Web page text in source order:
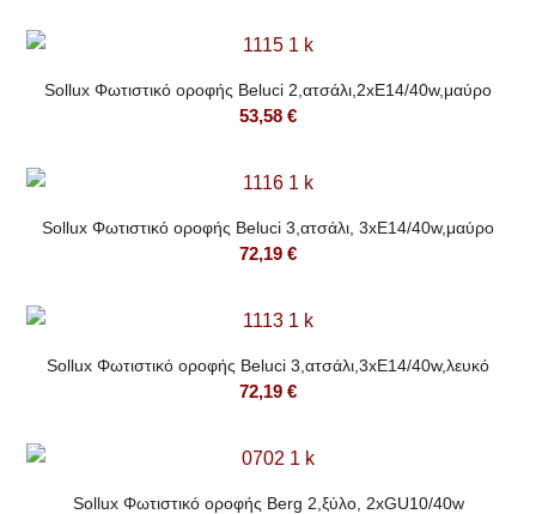
Sollux Φωτιστικό οροφής Beluci 2,ατσάλι,2xE14/40w,μαύρο
53,58 €
Sollux Φωτιστικό οροφής Beluci 3,ατσάλι, 3xE14/40w,μαύρο
72,19 €
Sollux Φωτιστικό οροφής Beluci 3,ατσάλι,3xE14/40w,λευκό
72,19 €
Sollux Φωτιστικό οροφής Berg 2,ξύλο, 2xGU10/40w